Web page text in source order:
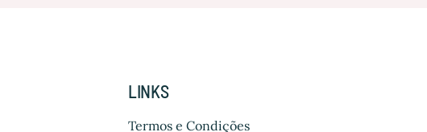
LINKS
Termos e Condições